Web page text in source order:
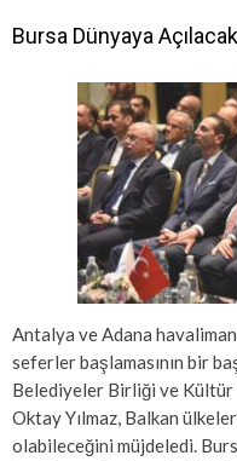
Bursa Dünyaya Açılacak
Antalya ve Adana
seferler başlamasının bir
Belediyeler Birliği ve Kültür
Oktay Yılmaz, Balkan
olabileceğini müjdeledi.